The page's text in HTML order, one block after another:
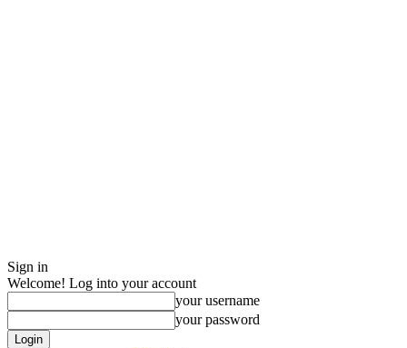
Sign in
Welcome! Log into your account
your username
your password